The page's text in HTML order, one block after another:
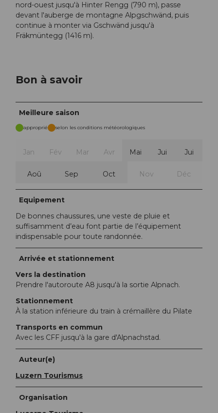
nord-ouest jusqu'à Hinter Rengg (790 m), passe
devant l'auberge de montagne Alpgschwänd, puis
continue à monter via Gschwänd jusqu'à
Fräkmüntegg (1416 m).
Bon à savoir
Meilleure saison
approprié selon les conditions météorologiques
Jan Fév Mar Avr Mai Jui Jui
Aoû Sep Oct Nov Déc
Equipement
De bonnes chaussures, une veste de pluie et
suffisamment d’eau font partie de l’équipement
indispensable pour toute randonnée.
Arrivée et stationnement
Vers la destination
Prendre l'autoroute A8 jusqu'à la sortie Alpnach.
Stationnement
À la station inférieure du train à crémaillère du Pilate
Transports en commun
Avec les CFF jusqu'à la gare d'Alpnachstad.
Auteur(e)
Luzern Tourismus
Organisation